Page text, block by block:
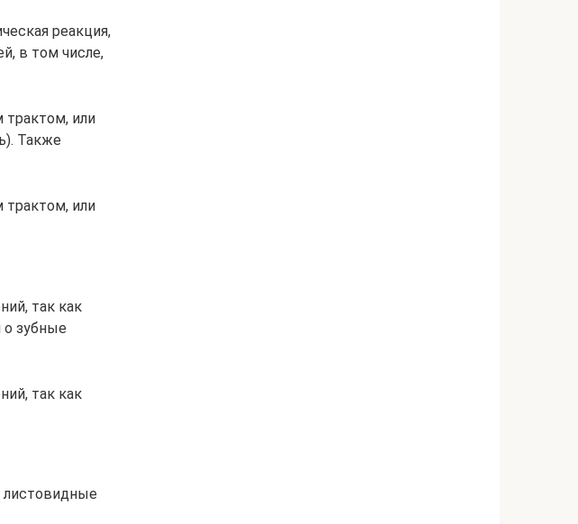
реакция,
в том числе,
трактом, или
Также
трактом, или
так как
о зубные
так как
листовидные